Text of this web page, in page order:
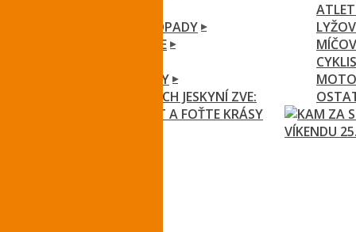
EKOLOGIE A ODPADY
ZPRÁVY Z KRAJE
KRÁTKÉ ZPRÁVY